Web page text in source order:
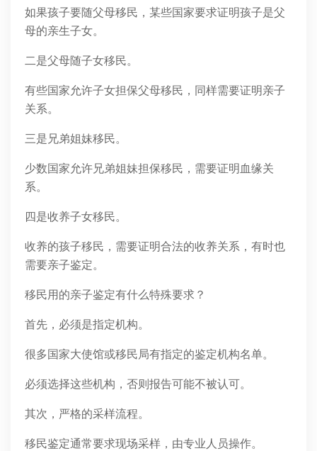
如果孩子要随父母移民，某些国家要求证明孩子是父
母的亲生子女。
二是父母随子女移民。
有些国家允许子女担保父母移民，同样需要证明亲子
关系。
三是兄弟姐妹移民。
少数国家允许兄弟姐妹担保移民，需要证明血缘关
系。
四是收养子女移民。
收养的孩子移民，需要证明合法的收养关系，有时也
需要亲子鉴定。
移民用的亲子鉴定有什么特殊要求？
首先，必须是指定机构。
很多国家大使馆或移民局有指定的鉴定机构名单。
必须选择这些机构，否则报告可能不被认可。
其次，严格的采样流程。
移民鉴定通常要求现场采样，由专业人员操作。